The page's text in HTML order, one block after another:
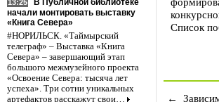
13:25
В Публичной библиотеке
начали монтировать выставку
«Книга Севера»
#НОРИЛЬСК. «Таймырский
телеграф» – Выставка «Книга
Севера» – завершающий этап
большого межмузейного проекта
«Освоение Севера: тысяча лет
успеха». Три сотни уникальных
артефактов расскажут свои…
Список
←